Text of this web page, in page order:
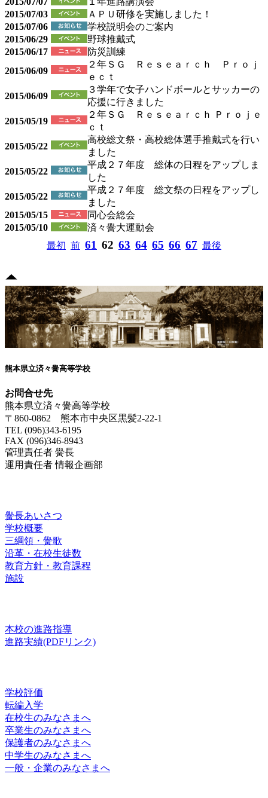
2015/07/03
ＡＰＵ研修を実施しました！
2015/07/06
学校説明会のご案内
2015/06/29
野球推戴式
2015/06/17
防災訓練
2015/06/09
２年ＳＧ Ｒｅｓｅａｒｃｈ Ｐｒｏｊ
ｅｃｔ
2015/06/09
３学年で女子ハンドボールとサッカーの
応援に行きました
2015/05/19
２年ＳＧ Ｒｅｓｅａｒｃｈ Ｐｒｏｊｅ
ｃｔ
2015/05/22
高校総文祭・高校総体選手推戴式を行い
ました
2015/05/22
平成２７年度 総体の日程をアップしま
した
2015/05/22
平成２７年度 総文祭の日程をアップし
ました
2015/05/15
同心会総会
2015/05/10
済々黌大運動会
最初 前 61 62 63 64 65 66 67 最後
熊本県立済々黌高等学校
お問合せ先
熊本県立済々黌高等学校
〒860-0862 熊本市中央区黒髪2-22-1
TEL (096)343-6195
FAX (096)346-8943
管理責任者 黌長
運用責任者 情報企画部
黌長あいさつ
学校概要
三綱領・黌歌
沿革・在校生徒数
教育方針・教育課程
施設
本校の進路指導
進路実績(PDFリンク)
学校評価
転編入学
在校生のみなさまへ
卒業生のみなさまへ
保護者のみなさまへ
中学生のみなさまへ
一般・企業のみなさまへ